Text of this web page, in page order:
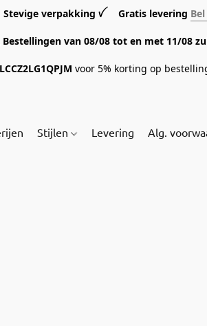
verpakking ꪜ Gratis levering
van 08/08 tot en met 11/08
LCCZ2LG1QPJM voor 5% korting op
Stijlen Levering Alg.